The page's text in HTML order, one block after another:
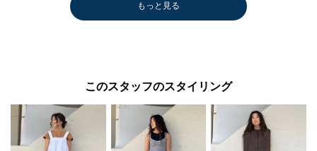
もっと見る
このスタッフのスタイリング